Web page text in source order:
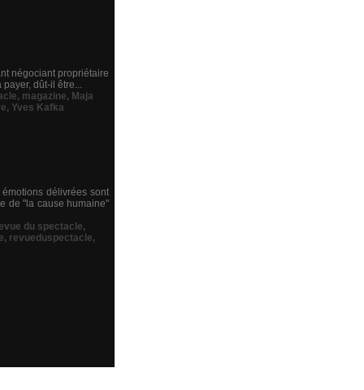
négociant propriétaire
dût-il être...
, magazine, Maja
, Yves Kafka
délivrées sont
de "la cause humaine"
du spectacle,
, revueduspectacle,